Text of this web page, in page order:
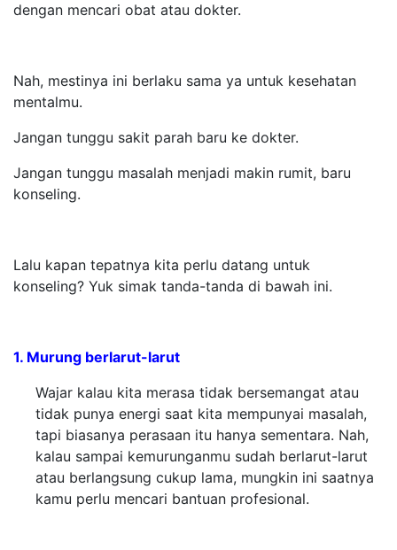
dengan mencari obat atau dokter.
Nah, mestinya ini berlaku sama ya untuk kesehatan
mentalmu.
Jangan tunggu sakit parah baru ke dokter.
Jangan tunggu masalah menjadi makin rumit, baru
konseling.
Lalu kapan tepatnya kita perlu datang untuk
konseling? Yuk simak tanda-tanda di bawah ini.
1. Murung berlarut-larut
Wajar kalau kita merasa tidak bersemangat atau
tidak punya energi saat kita mempunyai masalah,
tapi biasanya perasaan itu hanya sementara. Nah,
kalau sampai kemurunganmu sudah berlarut-larut
atau berlangsung cukup lama, mungkin ini saatnya
kamu perlu mencari bantuan profesional.